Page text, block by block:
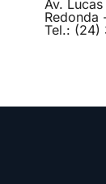
Av.
Redonda
Tel.: (24)